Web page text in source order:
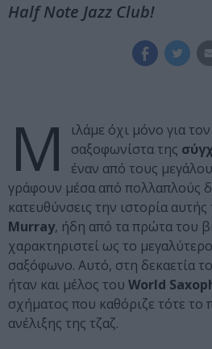
Half Note Jazz Club!
Μ
ιλάμε όχι μόνο για
σαξοφωνίστα της
έναν από τους
γράφουν μέσα από πολλαπλούς
κατευθύνσεις την ιστορία
Murray, ήδη από τα πρώτα του
χαρακτηριστεί ως το
σαξόφωνο. Αυτό, στη δεκαετία
ήταν και μέλος του World
σχήματος που καθόριζε τότε
ανέλιξης της τζαζ.